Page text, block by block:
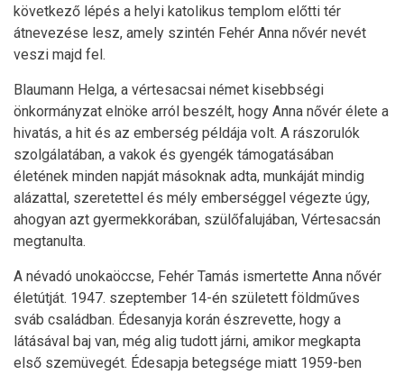
következő lépés a helyi katolikus templom előtti tér
átnevezése lesz, amely szintén Fehér Anna nővér nevét
veszi majd fel.
Blaumann Helga, a vértesacsai német kisebbségi
önkormányzat elnöke arról beszélt, hogy Anna nővér élete a
hivatás, a hit és az emberség példája volt. A rászorulók
szolgálatában, a vakok és gyengék támogatásában
életének minden napját másoknak adta, munkáját mindig
alázattal, szeretettel és mély emberséggel végezte úgy,
ahogyan azt gyermekkorában, szülőfalujában, Vértesacsán
megtanulta.
A névadó unokaöccse, Fehér Tamás ismertette Anna nővér
életútját. 1947. szeptember 14-én született földműves
sváb családban. Édesanyja korán észrevette, hogy a
látásával baj van, még alig tudott járni, amikor megkapta
első szemüvegét. Édesapja betegsége miatt 1959-ben